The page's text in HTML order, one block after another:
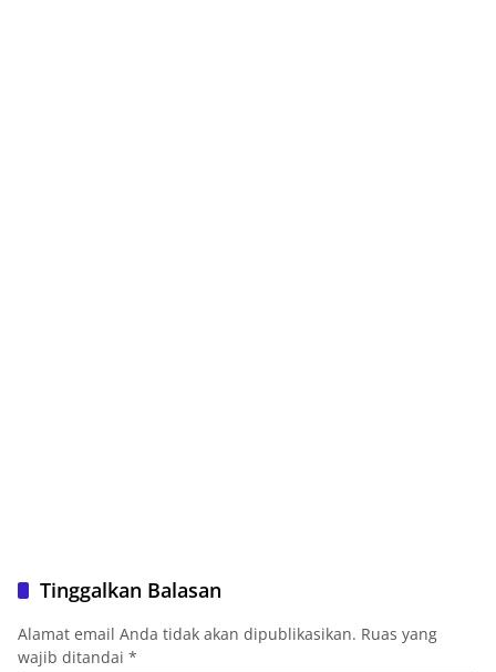
Tinggalkan Balasan
Alamat email Anda tidak akan dipublikasikan. Ruas yang
wajib ditandai *